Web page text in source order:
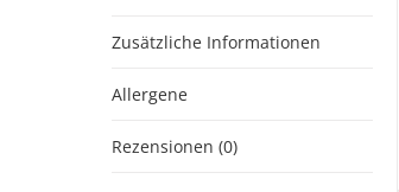
Zusätzliche Informationen
Allergene
Rezensionen (0)